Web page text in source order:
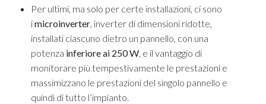
Per ultimi, ma solo per certe installazioni, ci sono
imicroinverter , inverter di dimensioni ridotte,
installati ciascuno dietro un pannello, con una
potenza inferiore ai 250 W , e il vantaggio di
monitorare più tempestivamente le prestazioni e
massimizzano le prestazioni del singolo pannello e
quindi di tutto l’impianto.